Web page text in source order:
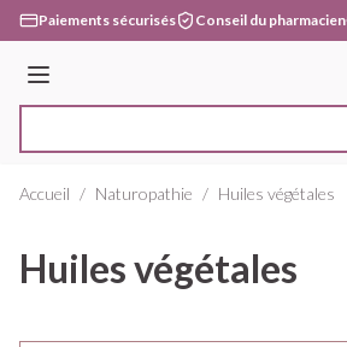
Aller au contenu
Paiements sécurisés Conseil du pharmacien
Menu
Accueil / Naturopathie / Huiles végétales
Huiles végétales